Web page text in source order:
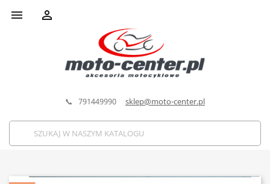
 
📞 791449990 sklep@moto-center.pl